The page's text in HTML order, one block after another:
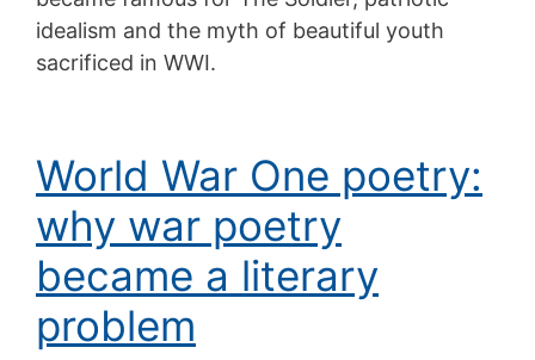
idealism and the myth of beautiful youth
sacrificed in WWI.
World War One poetry:
why war poetry
became a literary
problem